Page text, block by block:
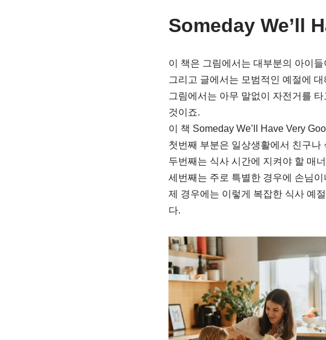
Someday We’ll
이 책은 그림에서는 대부분의 아이
그리고 글에서는 모범적인 예절에
그림에서는 아무 말없이 자전거를
것이죠.
이 책 Someday We’ll Have Very
첫번째 부분은 일상생활에서 친구나
두번째는 식사 시간에 지켜야 할 매
세번째는 주로 특별한 경우에 손님
제 경우에는 이렇게 복잡한 식사 예
다.